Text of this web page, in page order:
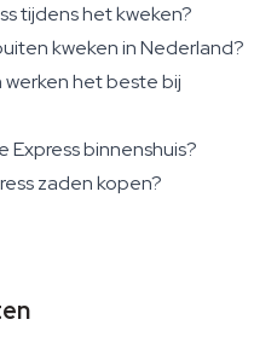
tijdens het kweken?
kweken in Nederland?
het beste bij
binnenshuis?
zaden kopen?